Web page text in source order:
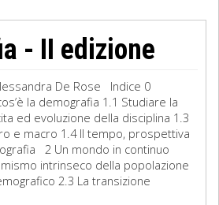
- II edizione
De Rose Indice 0
la demografia 1.1 Studiare la
ed evoluzione della disciplina 1.3
e macro 1.4 Il tempo, prospettiva
2 Un mondo in continuo
intrinseco della popolazione
2.3 La transizione